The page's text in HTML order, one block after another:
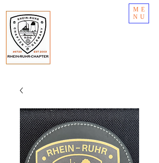
ME
NU